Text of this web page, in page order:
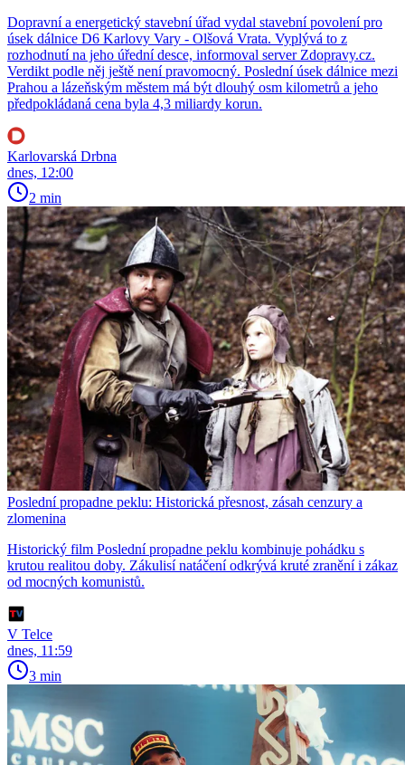
Dopravní a energetický stavební úřad vydal stavební povolení pro
úsek dálnice D6 Karlovy Vary - Olšová Vrata. Vyplývá to z
rozhodnutí na jeho úřední desce, informoval server Zdopravy.cz.
Verdikt podle něj ještě není pravomocný. Poslední úsek dálnice mezi
Prahou a lázeňským městem má být dlouhý osm kilometrů a jeho
předpokládaná cena byla 4,3 miliardy korun.
Karlovarská Drbna
dnes, 12:00
2 min
Poslední propadne peklu: Historická přesnost, zásah cenzury a
zlomenina
Historický film Poslední propadne peklu kombinuje pohádku s
krutou realitou doby. Zákulisí natáčení odkrývá kruté zranění i zákaz
od mocných komunistů.
V Telce
dnes, 11:59
3 min